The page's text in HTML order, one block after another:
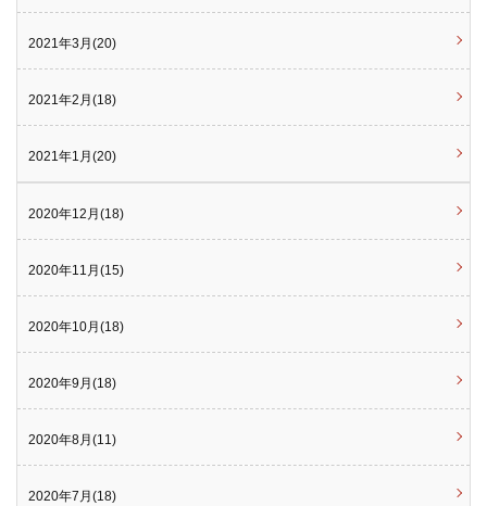
2021年3月(20)
2021年2月(18)
2021年1月(20)
2020年12月(18)
2020年11月(15)
2020年10月(18)
2020年9月(18)
2020年8月(11)
2020年7月(18)